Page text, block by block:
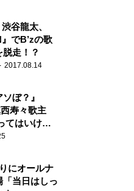
谷龍太、
でB’zの歌
走！？
2017.08.14
ぼ？』
寿々歌主
てはいけま
にオールナ
「当日はしっ